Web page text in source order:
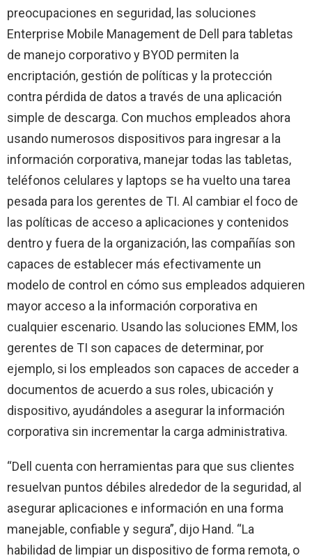
preocupaciones en seguridad, las soluciones
Enterprise Mobile Management de Dell para tabletas
de manejo corporativo y BYOD permiten la
encriptación, gestión de políticas y la protección
contra pérdida de datos a través de una aplicación
simple de descarga. Con muchos empleados ahora
usando numerosos dispositivos para ingresar a la
información corporativa, manejar todas las tabletas,
teléfonos celulares y laptops se ha vuelto una tarea
pesada para los gerentes de TI. Al cambiar el foco de
las políticas de acceso a aplicaciones y contenidos
dentro y fuera de la organización, las compañías son
capaces de establecer más efectivamente un
modelo de control en cómo sus empleados adquieren
mayor acceso a la información corporativa en
cualquier escenario. Usando las soluciones EMM, los
gerentes de TI son capaces de determinar, por
ejemplo, si los empleados son capaces de acceder a
documentos de acuerdo a sus roles, ubicación y
dispositivo, ayudándoles a asegurar la información
corporativa sin incrementar la carga administrativa.
“Dell cuenta con herramientas para que sus clientes
resuelvan puntos débiles alrededor de la seguridad, al
asegurar aplicaciones e información en una forma
manejable, confiable y segura”, dijo Hand. “La
habilidad de limpiar un dispositivo de forma remota, o